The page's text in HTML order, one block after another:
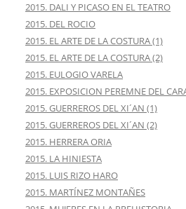
2015. DALI Y PICASO EN EL TEATRO
2015. DEL ROCIO
2015. EL ARTE DE LA COSTURA (1)
2015. EL ARTE DE LA COSTURA (2)
2015. EULOGIO VARELA
2015. EXPOSICION PEREMNE DEL
2015. GUERREROS DEL XI´AN (1)
2015. GUERREROS DEL XI´AN (2)
2015. HERRERA ORIA
2015. LA HINIESTA
2015. LUIS RIZO HARO
2015. MARTÍNEZ MONTAÑES